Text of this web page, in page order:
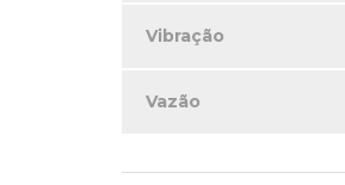
Vibração
Vazão